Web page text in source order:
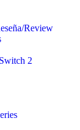
Review
2